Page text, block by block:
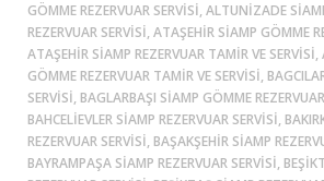
GÖMME REZERVUAR SERVISI, ALTUNİZADE
REZERVUAR SERVISI, ATAŞEHIR SIAMP GÖMME
ATAŞEHIR SIAMP REZERVUAR TAMIR VE SERVISI,
GÖMME REZERVUAR TAMIR VE SERVISI,
SERVISI, BAGLARBAŞI SIAMP GÖMME
BAHCELIEVLER SIAMP REZERVUAR SERVISI,
REZERVUAR SERVISI, BAŞAKŞEHIR SIAMP
BAYRAMPAŞA SIAMP REZERVUAR SERVISI,